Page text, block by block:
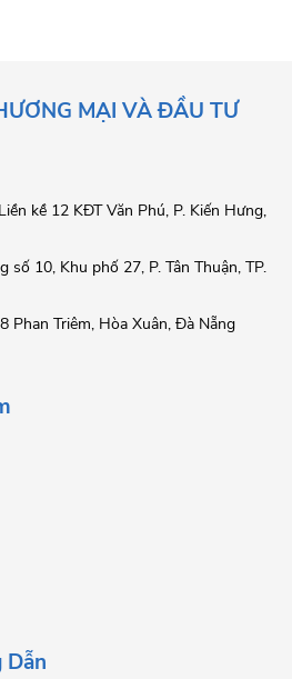
MẠI VÀ ĐẦU TƯ
kề 12 KĐT Văn Phú, P. Kiến Hưng,
10, Khu phố 27, P. Tân Thuận, TP.
Phan Triêm, Hòa Xuân, Đà Nẵng
Dẫn